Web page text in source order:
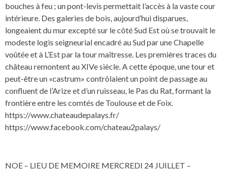
bouches à feu ; un pont-levis permettait l’accès à la vaste cour
intérieure. Des galeries de bois, aujourd’hui disparues,
longeaient du mur excepté sur le côté Sud Est où se trouvait le
modeste logis seigneurial encadré au Sud par une Chapelle
voûtée et à L’Est par la tour maîtresse. Les premières traces du
château remontent au XIVe siècle. A cette époque, une tour et
peut-être un «castrum» contrôlaient un point de passage au
confluent de l’Arize et d’un ruisseau, le Pas du Rat, formant la
frontière entre les comtés de Toulouse et de Foix.
https://www.chateaudepalays.fr/
https://www.facebook.com/chateau2palays/
NOE – LIEU DE MEMOIRE MERCREDI 24 JUILLET –